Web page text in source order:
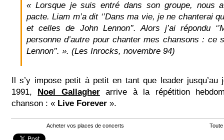
« Lorsque je suis entré dans son groupe, nous
pacte. Liam m’a dit ‘’Dans ma vie, je ne chanterai
et celles de John Lennon’’. Alors j’ai répondu
personne d’autre pour chanter mes chansons : ce
Lennon’’. ». (Les Inrocks, novembre 94)
Il s’y impose petit à petit en tant que leader
1991, Noel Gallagherarrive à la répétition
chanson : « Live Forever ».
Acheter vos places de concerts